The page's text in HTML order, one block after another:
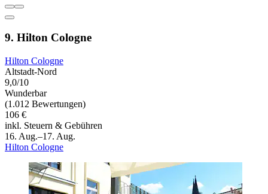
9. Hilton Cologne
Hilton Cologne
Altstadt-Nord
9,0/10
Wunderbar
(1.012 Bewertungen)
106 €
inkl. Steuern & Gebühren
16. Aug.–17. Aug.
Hilton Cologne